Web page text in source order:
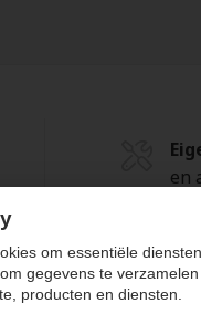
en
om essentiële
gegevens te
producten en diensten.